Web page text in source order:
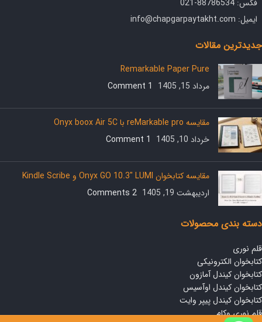
فکس: 88786534-021
ایمیل: info@chapgarpaytakht.com
جدیدترین مقالات
Remarkable Paper Pure
مرداد 15, 1405
1 Comment
مقایسه reMarkable pro با Onyx boox Air 5C
خرداد 10, 1405
1 Comment
مقایسه کتابخوان Onyx GO 10.3″ LUMI و Kindle Scribe
اردیبهشت 19, 1405
2 Comments
دسته بندی محصولات
قلم نوری
کتابخوان الکترونیکی
کتابخوان کیندل آمازون
کتابخوان کیندل اوآسیس
کتابخوان کیندل پیپر وایت
قلم نوری وکام